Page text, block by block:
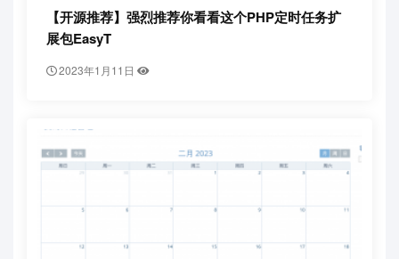
【开源推荐】强烈推荐你看看这个PHP定时任务扩
展包EasyT
2023年1月11日